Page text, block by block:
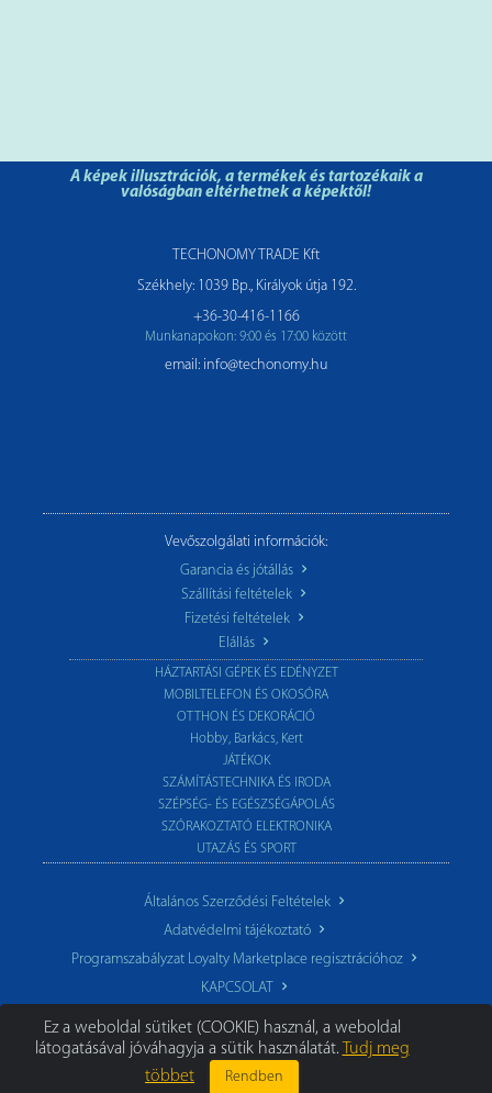
A képek illusztrációk, a termékek és tartozékaik a
valóságban eltérhetnek a képektől!
TECHONOMY TRADE Kft
Székhely: 1039 Bp., Királyok útja 192.
+36-30-416-1166
Munkanapokon: 9:00 és 17:00 között
email: info@techonomy.hu
Vevőszolgálati információk:
Garancia és jótállás
Szállítási feltételek
Fizetési feltételek
Elállás
HÁZTARTÁSI GÉPEK ÉS EDÉNYZET
MOBILTELEFON ÉS OKOSÓRA
OTTHON ÉS DEKORÁCIÓ
Hobby, Barkács, Kert
JÁTÉKOK
SZÁMÍTÁSTECHNIKA ÉS IRODA
SZÉPSÉG- ÉS EGÉSZSÉGÁPOLÁS
SZÓRAKOZTATÓ ELEKTRONIKA
UTAZÁS ÉS SPORT
Általános Szerződési Feltételek
Adatvédelmi tájékoztató
Programszabályzat Loyalty Marketplace regisztrációhoz
KAPCSOLAT
© 2026 TechoStore.hu|Minden jog fenntartva.
Ez a weboldal sütiket (COOKIE) használ, a weboldal
látogatásával jóváhagyja a sütik használatát.
Tudj meg
többet
Rendben